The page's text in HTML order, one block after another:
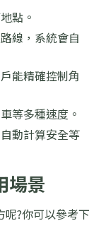
點。
線，系統會自
能精確控制角
等多種速度。
動計算安全等
場景
?你可以參考下